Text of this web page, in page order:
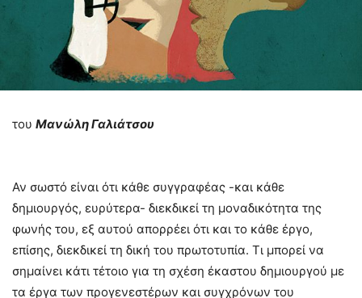
του Μανώλη Γαλιάτσου
Αν σωστό είναι ότι κάθε συγγραφέας -και κάθε
δημιουργός, ευρύτερα- διεκδικεί τη μοναδικότητα της
φωνής του, εξ αυτού απορρέει ότι και το κάθε έργο,
επίσης, διεκδικεί τη δική του πρωτοτυπία. Τι μπορεί να
σημαίνει κάτι τέτοιο για τη σχέση έκαστου δημιουργού με
τα έργα των προγενεστέρων και συγχρόνων του